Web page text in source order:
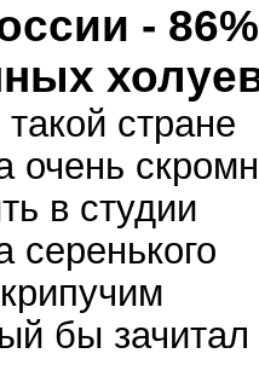
- 86%
стране
очень
в студии
серенького
бы зачитал